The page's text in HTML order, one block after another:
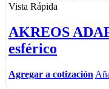
Vista Rápida
AKREOS
esférico
Agregar a cotización